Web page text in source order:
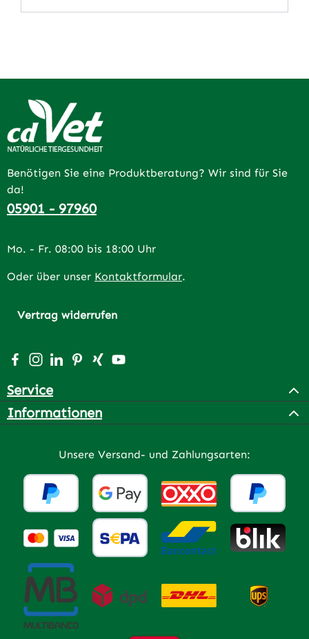
Benötigen Sie eine Produktberatung? Wir sind für Sie
da!
05901 - 97960
Mo. - Fr. 08:00 bis 18:00 Uhr
Oder über unser Kontaktformular.
Vertrag widerrufen
Besuche uns auf Facebook – öffnet in neuem Tab
Schau auf Instagram vorbei – öffnet in neuem Tab
Vernetze dich mit uns auf LinkedIn – öffnet in
Lass dich auf Pinterest inspirieren – öffnet
Vernetze dich mit uns auf Xing – öffnet
Sieh dir unsere Videos auf YouTube
Service
Informationen
Unsere Versand- und Zahlungsarten: